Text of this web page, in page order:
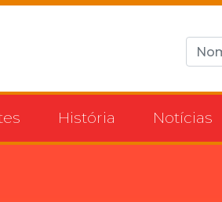
História Notícias